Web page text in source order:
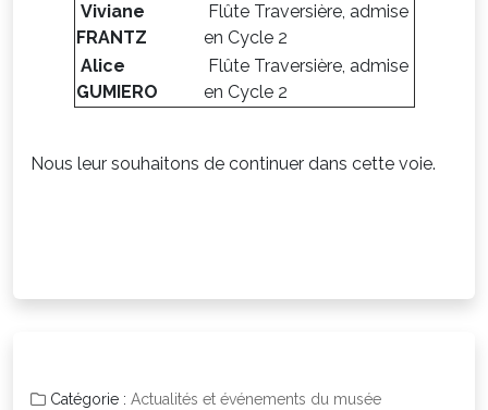
Viviane
FRANTZ
Flûte Traversière, admise
en Cycle 2
Alice
GUMIERO
Flûte Traversière, admise
en Cycle 2
Nous leur souhaitons de continuer dans cette voie.
Catégorie : Actualités et événements du musée